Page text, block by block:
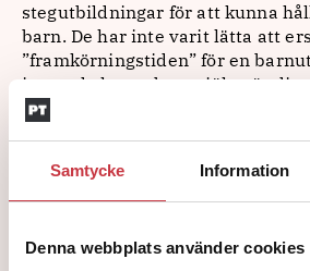
Samtycke Information
Denna webbplats använder cookies
stegutbildningar för att kunna
barn. De har inte varit lätta att
”framkörningstiden” för en
innan de kan arbeta
slutat har gjort det på grund av
Just frågan om barnutredare och
arbetstider ses nu över. Utan att
prioriterar. Att utreda brott mot